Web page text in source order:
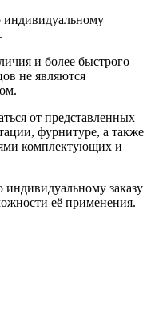
индивидуальному
и более быстрого
не являются
от представленных
фурнитуре, а также
комплектующих и
заказу
её применения.